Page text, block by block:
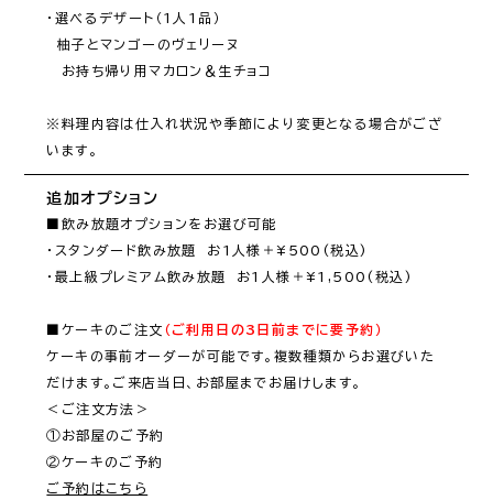
・選べるデザート（1人1品）
柚子とマンゴーのヴェリーヌ
お持ち帰り用マカロン＆生チョコ
※料理内容は仕入れ状況や季節により変更となる場合がござ
います。
追加オプション
■飲み放題オプションをお選び可能
・スタンダード飲み放題　お1人様＋¥500(税込)
・最上級プレミアム飲み放題　お1人様＋¥1,500(税込)
■ケーキのご注文 （ご利用日の3日前までに要予約）
ケーキの事前オーダーが可能です。複数種類からお選びいた
だけます。ご来店当日、お部屋までお届けします。
＜ご注文方法＞
①お部屋のご予約
ご予約はこちら